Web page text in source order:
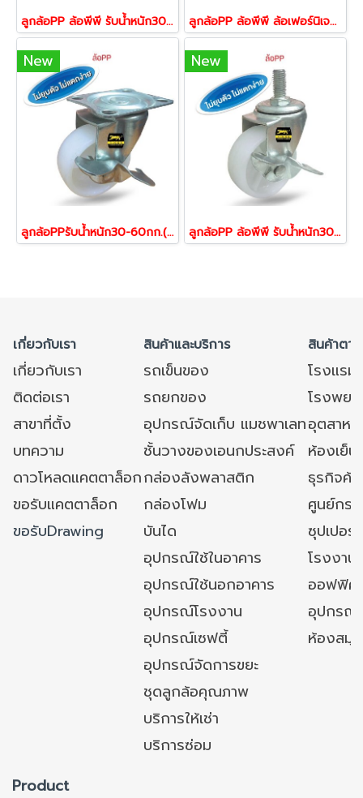
ลูกล้อPP ล้อพีพี รับน้ำหนัก30-60กก.(4ลูก)ล้อโพลีพรอพโพลีนแป้นหมุน รุ่น Light Duty ยี่ห้อ Tiger ลูกล้อPP ล้อพีพี ล้อเฟอร์นิเจอร์ ล้อไม่แตก รับน้ำหนัก30-60กก.(4ลูก) ลูกล้อโพลีพรอพโพลีนแป้นตาย รุ่น Light Duty ยี่ห้อ Tiger
New
ลูกล้อPPรับน้ำหนัก30-60กก.(4ลูก)โพลีพรอบโพลีนรับน้ำหนักแป้นเบรก ล้อพีพี รุ่น Light duty ยี่ห้อTiger
New
ลูกล้อPP ล้อพีพี รับน้ำหนัก30-60กก.(4ลูก)ล้อโพลีพรอพโพลีนสกรูเบรก ลูกล้อรถเข็นของ รุ่น Light Duty ยี่ห้อ Tiger
เกี่ยวกับเรา สินค้าและบริการ สินค้าตา
เกี่ยวกับเรา รถเข็นของ
โรงแร
ติดต่อเรา
รถยกของ
โรงพย
สาขาที่ตั้ง
อุปกรณ์จัดเก็บ แมชพาเลทอุตสาหก
บทความ
ชั้นวางของเอนกประสงค์
ห้องเย็
ดาวโหลดแคตตาล็อกกล่องลังพลาสติก
ธุรกิจค้
ขอรับแคตตาล็อก
กล่องโฟม
ศูนย์กร
ขอรับDrawing
บันได
ซุปเปอ
อุปกรณ์ใช้ในอาคาร
โรงงา
อุปกรณ์ใช้นอกอาคาร
ออฟฟิศ/
อุปกรณ์โรงงาน
อุปกรณ์
อุปกรณ์เซฟตี้
ห้องสมุ
อุปกรณ์จัดการขยะ
ชุดลูกล้อคุณภาพ
บริการให้เช่า
บริการซ่อม
Product